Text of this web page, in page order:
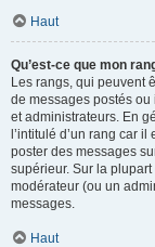
Haut
Qu’est-ce que mon
Les rangs, qui peuvent
de messages postés
et administrateurs. En
l’intitulé d’un rang car
poster des messages
supérieur. Sur la
modérateur (ou un
messages.
Haut